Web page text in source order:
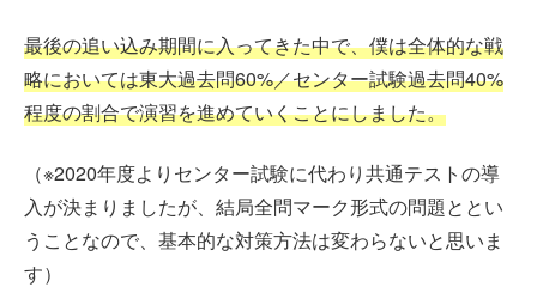
最後の追い込み期間に入ってきた中で、僕は全体的な戦
略においては東大過去問60%／センター試験過去問40%
程度の割合で演習を進めていくことにしました。
（※2020年度よりセンター試験に代わり共通テストの導
入が決まりましたが、結局全問マーク形式の問題ととい
うことなので、基本的な対策方法は変わらないと思いま
す）